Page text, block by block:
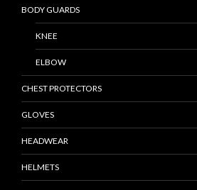
BODY GUARDS
KNEE
ELBOW
CHEST PROTECTORS
GLOVES
HEADWEAR
HELMETS